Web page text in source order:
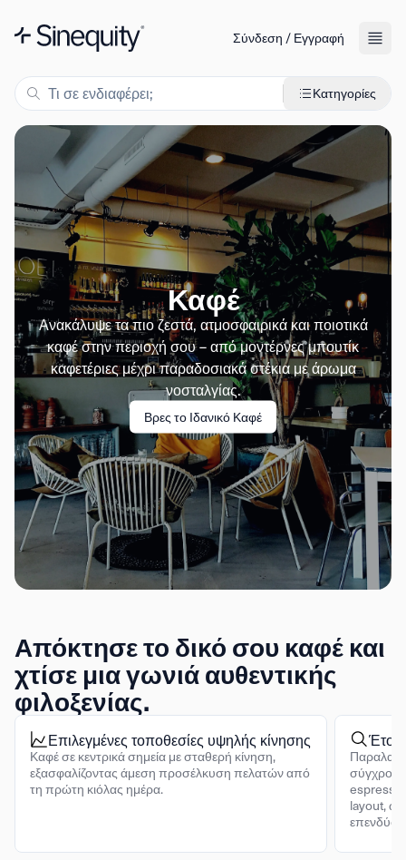
Σύνδεση / Εγγραφή
Κατηγορίες
Καφέ
Ανακάλυψε τα πιο ζεστά, ατμοσφαιρικά και ποιοτικά
καφέ στην περιοχή σου – από μοντέρνες μπουτίκ
καφετέριες μέχρι παραδοσιακά στέκια με άρωμα
νοσταλγίας.
Βρες το Ιδανικό Καφέ
Απόκτησε το δικό σου καφέ και
χτίσε μια γωνιά αυθεντικής
φιλοξενίας.
Επιλεγμένες τοποθεσίες υψηλής κίνησης
Καφέ σε κεντρικά σημεία με σταθερή κίνηση,
εξασφαλίζοντας άμεση προσέλκυση πελατών από
τη πρώτη κιόλας ημέρα.
espresso,
layout,